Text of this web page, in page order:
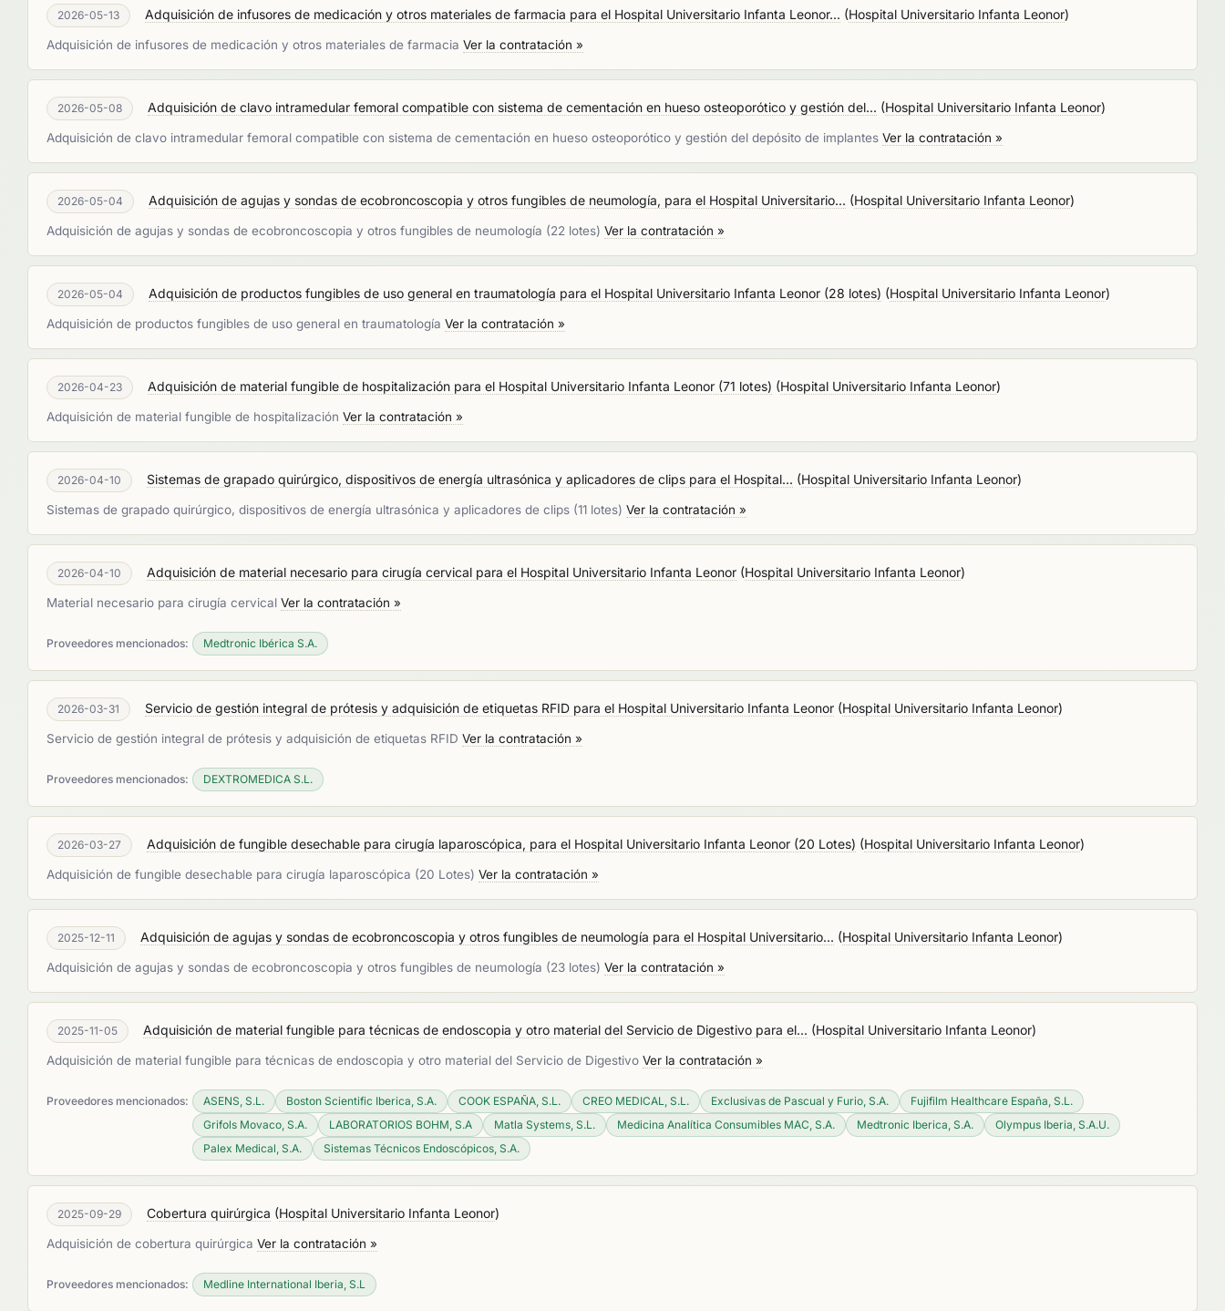
2026-05-13 Adquisición de infusores de medicación y otros materiales de farmacia para el Hospital Universitario Infanta Leonor... (Hospital Universitario Infanta Leonor)
Adquisición de infusores de medicación y otros materiales de farmacia Ver la contratación »
2026-05-08 Adquisición de clavo intramedular femoral compatible con sistema de cementación en hueso osteoporótico y gestión del... (Hospital Universitario Infanta Leonor)
Adquisición de clavo intramedular femoral compatible con sistema de cementación en hueso osteoporótico y gestión del depósito de implantes Ver la contratación »
2026-05-04 Adquisición de agujas y sondas de ecobroncoscopia y otros fungibles de neumología, para el Hospital Universitario... (Hospital Universitario Infanta Leonor)
Adquisición de agujas y sondas de ecobroncoscopia y otros fungibles de neumología (22 lotes) Ver la contratación »
2026-05-04 Adquisición de productos fungibles de uso general en traumatología para el Hospital Universitario Infanta Leonor (28 lotes) (Hospital Universitario Infanta Leonor)
Adquisición de productos fungibles de uso general en traumatología Ver la contratación »
2026-04-23 Adquisición de material fungible de hospitalización para el Hospital Universitario Infanta Leonor (71 lotes) (Hospital Universitario Infanta Leonor)
Adquisición de material fungible de hospitalización Ver la contratación »
2026-04-10 Sistemas de grapado quirúrgico, dispositivos de energía ultrasónica y aplicadores de clips para el Hospital... (Hospital Universitario Infanta Leonor)
Sistemas de grapado quirúrgico, dispositivos de energía ultrasónica y aplicadores de clips (11 lotes) Ver la contratación »
2026-04-10 Adquisición de material necesario para cirugía cervical para el Hospital Universitario Infanta Leonor (Hospital Universitario Infanta Leonor)
Material necesario para cirugía cervical Ver la contratación »
Proveedores mencionados: Medtronic Ibérica S.A.
2026-03-31 Servicio de gestión integral de prótesis y adquisición de etiquetas RFID para el Hospital Universitario Infanta Leonor (Hospital Universitario Infanta Leonor)
Servicio de gestión integral de prótesis y adquisición de etiquetas RFID Ver la contratación »
Proveedores mencionados: DEXTROMEDICA S.L.
2026-03-27 Adquisición de fungible desechable para cirugía laparoscópica, para el Hospital Universitario Infanta Leonor (20 Lotes) (Hospital Universitario Infanta Leonor)
Adquisición de fungible desechable para cirugía laparoscópica (20 Lotes) Ver la contratación »
2025-12-11 Adquisición de agujas y sondas de ecobroncoscopia y otros fungibles de neumología para el Hospital Universitario... (Hospital Universitario Infanta Leonor)
Adquisición de agujas y sondas de ecobroncoscopia y otros fungibles de neumología (23 lotes) Ver la contratación »
2025-11-05 Adquisición de material fungible para técnicas de endoscopia y otro material del Servicio de Digestivo para el... (Hospital Universitario Infanta Leonor)
Adquisición de material fungible para técnicas de endoscopia y otro material del Servicio de Digestivo Ver la contratación »
Proveedores mencionados: ASENS, S.L. Boston Scientific Iberica, S.A. COOK ESPAÑA, S.L. CREO MEDICAL, S.L. Exclusivas de Pascual y Furio, S.A.
Fujifilm Healthcare España, S.L.
Grifols Movaco, S.A.
LABORATORIOS BOHM, S.A Matla Systems, S.L. Medicina Analítica Consumibles MAC, S.A. Medtronic Iberica, S.A.
Olympus Iberia, S.A.U.
Palex Medical, S.A.
Sistemas Técnicos Endoscópicos, S.A.
2025-09-29 Cobertura quirúrgica (Hospital Universitario Infanta Leonor)
Adquisición de cobertura quirúrgica Ver la contratación »
Proveedores mencionados: Medline International Iberia, S.L